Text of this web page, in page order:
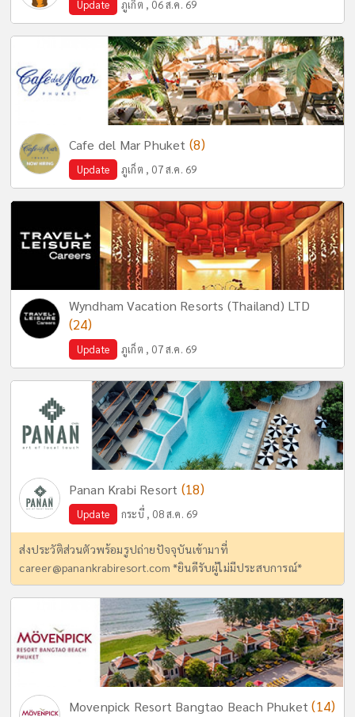
Update ภูเก็ต , 06 ส.ค. 69
Cafe del Mar Phuket (8)
Update ภูเก็ต , 07 ส.ค. 69
Wyndham Vacation Resorts (Thailand) LTD
(24)
Update ภูเก็ต , 07 ส.ค. 69
Panan Krabi Resort (18)
Update กระบี่ , 08 ส.ค. 69
ส่งประวัติส่วนตัวพร้อมรูปถ่ายปัจจุบันเข้ามาที่
career@panankrabiresort.com *ยินดีรับผู้ไม่มีประสบการณ์*
Movenpick Resort Bangtao Beach Phuket(14)